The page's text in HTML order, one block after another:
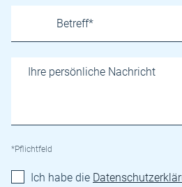
*Pflichtfeld
Ich habe die